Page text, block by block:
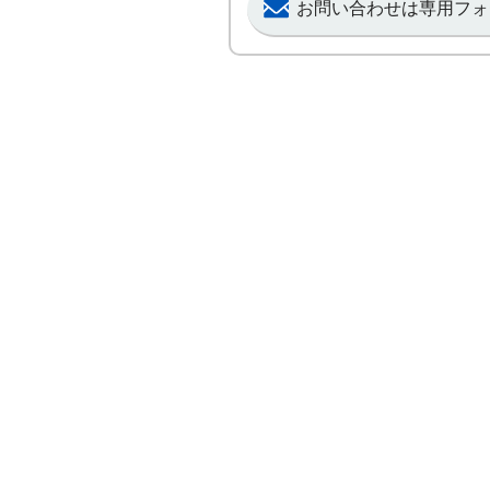
お問い合わせは専用フ